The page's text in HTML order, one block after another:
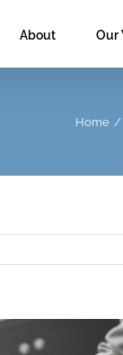
About Our
Home /